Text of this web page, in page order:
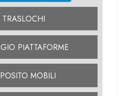
TRASLOCHI
PIATTAFORME
MOBILI